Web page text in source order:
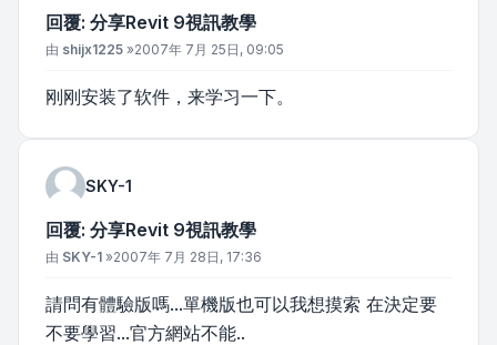
回覆: 分享Revit 9視訊教學
文章
由 shijx1225 »2007年 7月 25日, 09:05
刚刚安装了软件，来学习一下。
SKY-1
回覆: 分享Revit 9視訊教學
文章
由 SKY-1 »2007年 7月 28日, 17:36
請問有體驗版嗎...單機版也可以我想摸索 在決定要
不要學習...官方網站不能..